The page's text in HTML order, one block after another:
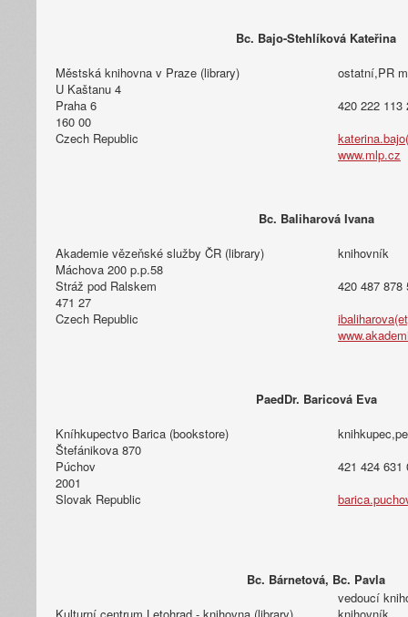
Bc. Bajo-Stehlíková Kateřina
Městská knihovna v Praze (library)
U Kaštanu 4
Praha 6
160 00
Czech Republic
ostatní,PR
420 222 113
www.mlp.cz
Bc. Baliharová Ivana
Akademie vězeňské služby ČR (library)
Máchova 200 p.p.58
Stráž pod Ralskem
471 27
Czech Republic
knihovník
420 487 878
PaedDr. Baricová Eva
Kníhkupectvo Barica (bookstore)
Štefánikova 870
Púchov
2001
Slovak Republic
421 424 631
Bc. Bárnetová, Bc. Pavla
vedoucí